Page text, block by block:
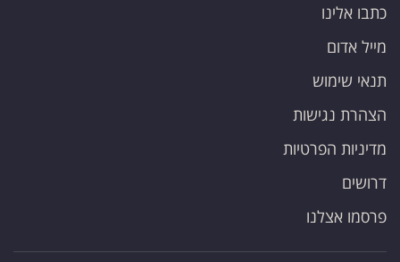
כתבו אלינו
מייל אדום
תנאי שימוש
הצהרת נגישות
מדיניות הפרטיות
דרושים
פרסמו אצלנו